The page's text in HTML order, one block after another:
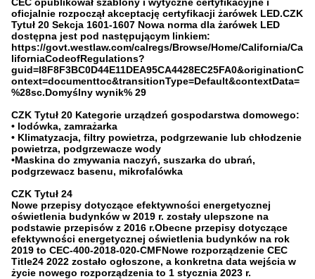
oficjalnie rozpoczął akceptację certyfikacji żarówek LED.CZK
Tytuł 20 Sekcja 1601-1607 Nowa norma dla żarówek LED
dostępna jest pod następującym linkiem:
https://govt.westlaw.com/calregs/Browse/Home/California/Ca
liforniaCodeofRegulations?
guid=I8F8F3BC0D44E11DEA95CA4428EC25FA0&originationC
ontext=documenttoc&transitionType=Default&contextData=
%28sc.Domyślny wynik% 29
CZK Tytuł 20 Kategorie urządzeń gospodarstwa domowego:
• lodówka, zamrażarka
• Klimatyzacja, filtry powietrza, podgrzewanie lub chłodzenie
powietrza, podgrzewacze wody
•Maskina do zmywania naczyń, suszarka do ubrań,
podgrzewacz basenu, mikrofalówka
CZK Tytuł 24
Nowe przepisy dotyczące efektywności energetycznej
oświetlenia budynków w 2019 r. zostały ulepszone na
podstawie przepisów z 2016 r.Obecne przepisy dotyczące
efektywności energetycznej oświetlenia budynków na rok
2019 to CEC-400-2018-020-CMFNowe rozporządzenie CEC
Title24 2022 zostało ogłoszone, a konkretna data wejścia w
życie nowego rozporządzenia to 1 stycznia 2023 r.